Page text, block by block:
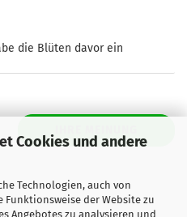
Cookies und andere
Technologien, auch von
der Website zu
Angebotes zu analysieren und
die Blüten davor ein